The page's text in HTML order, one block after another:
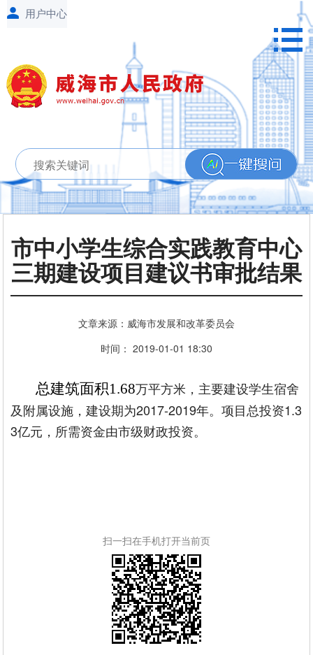
市中小学生综合实践教育中心
三期建设项目建议书审批结果
文章来源：威海市发展和改革委员会
时间： 2019-01-01 18:30
总建筑面积1.68万平方米，主要建设学生宿舍
及附属设施，建设期为2017-2019年。项目总投资1.3
3亿元，所需资金由市级财政投资。
扫一扫在手机打开当前页